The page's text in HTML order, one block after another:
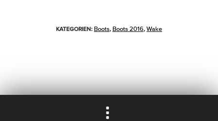
KATEGORIEN: Boots, Boots 2016, Wake